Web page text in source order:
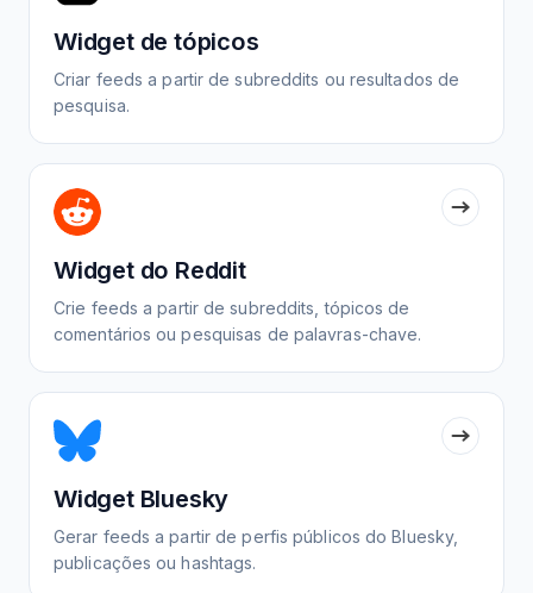
Widget de tópicos
Criar feeds a partir de subreddits ou resultados de
pesquisa.
Widget do Reddit
Crie feeds a partir de subreddits, tópicos de
comentários ou pesquisas de palavras-chave.
Widget Bluesky
Gerar feeds a partir de perfis públicos do Bluesky,
publicações ou hashtags.